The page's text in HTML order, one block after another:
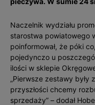
Naczelnik wydziału
starostwa powiatowego
poinformował, że póki
pojedynczo u
ilości w sklepie
„Pierwsze zestawy
przyszłości chcemy
sprzedaży” – dodał